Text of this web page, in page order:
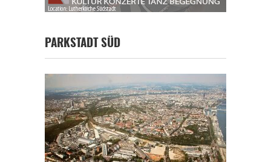
PARKSTADT SÜD